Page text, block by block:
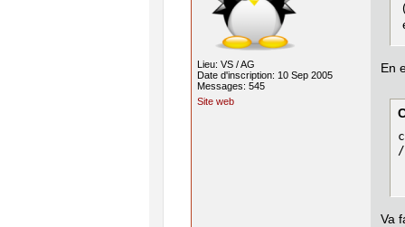
Lieu: VS / AG
Date d'inscription: 10 Sep 2005
Messages: 545
Site web
En
Va